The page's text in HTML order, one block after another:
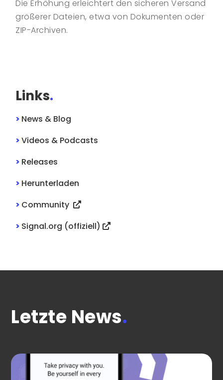
Die Erhöhung erleichtert den sicheren Versand
größerer Dateien, etwa von Dokumenten oder
ZIP-Archiven.
Links.
> News & Blog
>Videos & Podcasts
> Releases
> Herunterladen
> Community
> Signal.org (offiziell)
Letzte News.